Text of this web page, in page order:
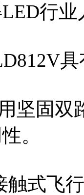
行
具
固双
。
式飞行